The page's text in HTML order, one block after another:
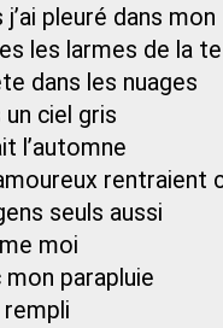
j’ai pleuré dans
les larmes de la
dans les nuages
un ciel gris
l’automne
rentraient
seuls aussi
moi
mon parapluie